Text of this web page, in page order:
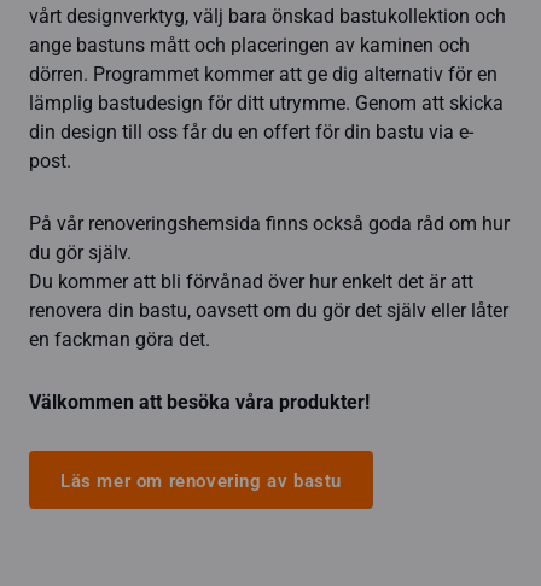
vårt designverktyg, välj bara önskad bastukollektion och
ange bastuns mått och placeringen av kaminen och
dörren. Programmet kommer att ge dig alternativ för en
lämplig bastudesign för ditt utrymme. Genom att skicka
din design till oss får du en offert för din bastu via e-
post.
På vår renoveringshemsida finns också goda råd om hur
du gör själv.
Du kommer att bli förvånad över hur enkelt det är att
renovera din bastu, oavsett om du gör det själv eller låter
en fackman göra det.
Välkommen att besöka våra produkter!
Läs mer om renovering av bastu